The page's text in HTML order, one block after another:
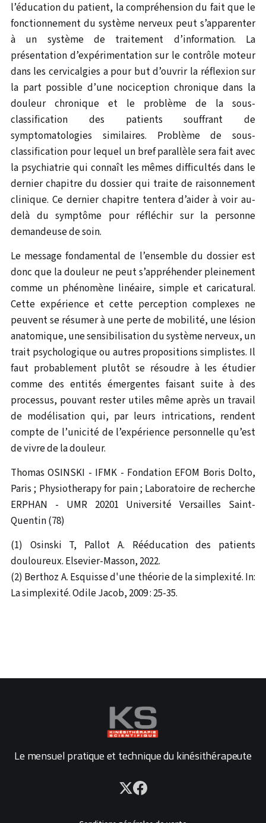
l’éducation du patient, la compréhension du fait que le
fonctionnement du système nerveux peut s’apparenter
à un système de traitement d’information. La
présentation d’expérimentation sur le contrôle moteur
dans les cervicalgies a pour but d’ouvrir la réflexion sur
la part possible d’une nociception chronique dans la
douleur chronique et le problème de la sous-
classification des patients souffrant de
symptomatologies similaires. Problème de sous-
classification pour lequel un bref parallèle sera fait avec
la psychiatrie qui connaît les mêmes difficultés dans le
dernier chapitre du dossier qui traite de raisonnement
clinique. Ce dernier chapitre tentera d’aider à voir au-
delà du symptôme pour réfléchir sur la personne
demandeuse de soin.
Le message fondamental de l’ensemble du dossier est
donc que la douleur ne peut s’appréhender pleinement
comme un phénomène linéaire, simple et caricatural.
Cette expérience et cette perception complexes ne
peuvent se résumer à une perte de mobilité, une lésion
anatomique, une sensibilisation du système nerveux, un
trait psychologique ou autres propositions simplistes. Il
faut probablement plutôt se résoudre à les étudier
comme des entités émergentes faisant suite à des
processus, pouvant rester utiles même après un travail
de modélisation qui, par leurs intrications, rendent
compte de l’unicité de l’expérience personnelle qu’est
de vivre de la douleur.
Thomas OSINSKI - IFMK - Fondation EFOM Boris Dolto,
Paris ; Physiotherapy for pain ; Laboratoire de recherche
ERPHAN - UMR 20201 Université Versailles Saint-
Quentin (78)
(1) Osinski T, Pallot A. Rééducation des patients
douloureux. Elsevier-Masson, 2022.
(2) Berthoz A. Esquisse d'une théorie de la simplexité. In:
La simplexité. Odile Jacob, 2009 : 25-35.
Le mensuel pratique et technique du kinésithérapeute